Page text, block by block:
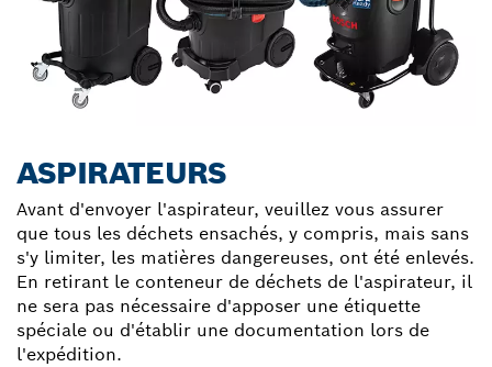
ASPIRATEURS
Avant d'envoyer l'aspirateur, veuillez vous assurer
que tous les déchets ensachés, y compris, mais sans
s'y limiter, les matières dangereuses, ont été enlevés.
En retirant le conteneur de déchets de l'aspirateur, il
ne sera pas nécessaire d'apposer une étiquette
spéciale ou d'établir une documentation lors de
l'expédition.